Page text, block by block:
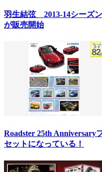
羽生結弦 2013-14シーズ
が販売開始
Roadster 25th Anniversary
セットになっている！